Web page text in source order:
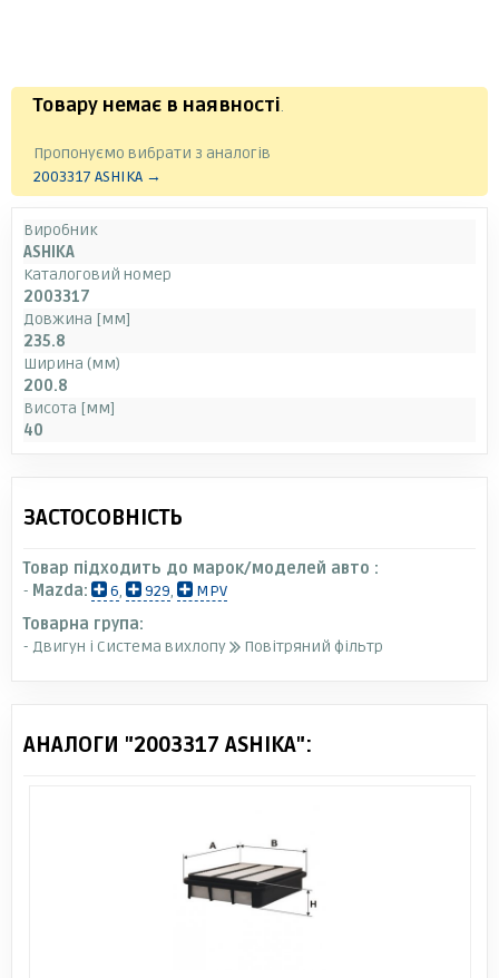
Товару немає в наявності.
Пропонуємо вибрати з аналогів
2003317 ASHIKA →
Виробник
ASHIKA
Каталоговий номер
2003317
Довжина [мм]
235.8
Ширина (мм)
200.8
Висота [мм]
40
ЗАСТОСОВНІСТЬ
Товар підходить до марок/моделей авто :
- Mazda: 6, 929,
MPV
Товарна група:
- Двигун і Система вихлопу
Повітряний фільтр
АНАЛОГИ "2003317 ASHIKA":